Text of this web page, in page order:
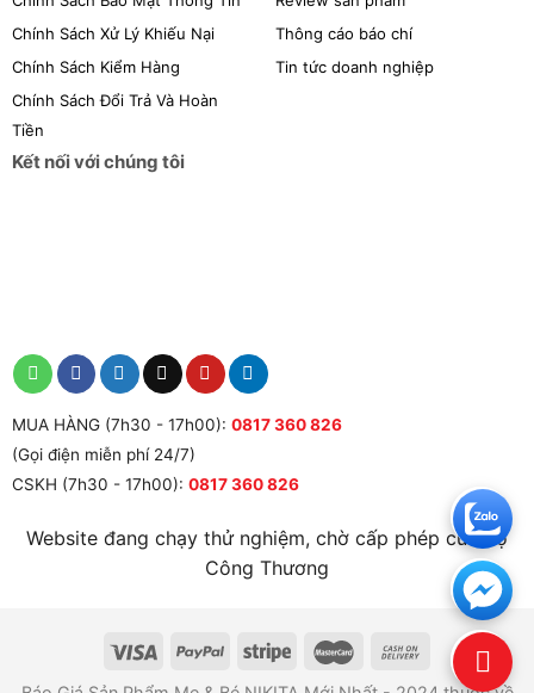
Ghế được làm từ nhựa PP cao cấp, không chứa
BPA, chì hoặc các chất độc hại, đảm bảo an toàn
tuyệt đối cho sức khỏe của bé. Chất liệu này
cũng bền bỉ, chịu lực tốt, phù hợp với các bé
Khay Ăn Tháo Rời Tiện Lợi
Bàn Ăn Tháo Rời Của Ghế Ăn Dặm Đa Năng, An Toàn
Chính Sách Xử Lý Khiếu Nại
Chính Sách Kiểm Hàng
Chính Sách Đổi Trả Và Hoàn
Tiền
Thông cáo báo chí
Tin tức doanh nghiệp
Kết nối với chúng tôi
MUA HÀNG (7h30 - 17h00): 0817 360 826
(Gọi điện miễn phí 24/7)
CSKH (7h30 - 17h00): 0817 360 826
Website đang chạy thử nghiệm, chờ cấp phép của Bộ
Công Thương